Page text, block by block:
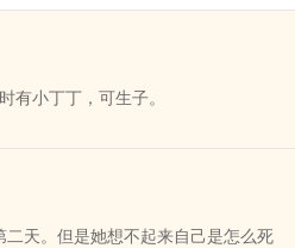
小丁丁，可生子。
alpha里面的黎天诺来说，此生最为
吸引，忘记自己omega的身份抢她
，却是个高品的alpha。
天。但是她想不起来自己是怎么死